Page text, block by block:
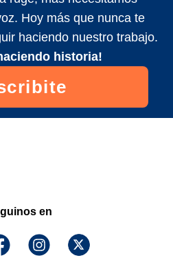
Hoy más que nunca te
haciendo nuestro trabajo.
historia!
en